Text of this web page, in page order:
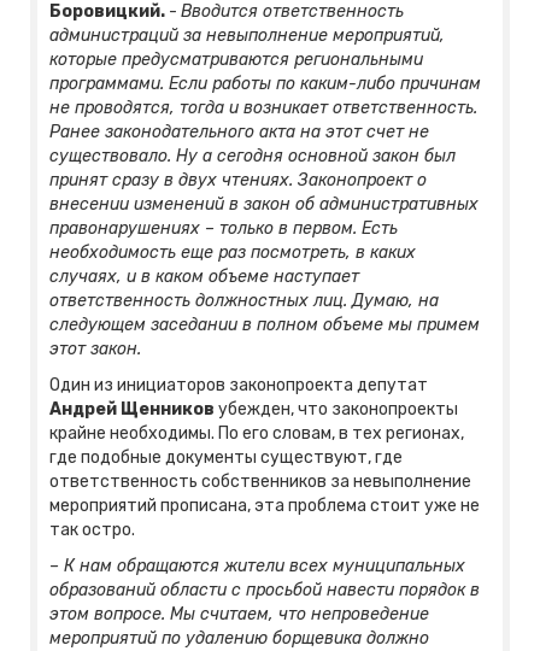
Боровицкий. - Вводится ответственность
администраций за невыполнение мероприятий,
которые предусматриваются региональными
программами. Если работы по каким-либо причинам
не проводятся, тогда и возникает ответственность.
Ранее законодательного акта на этот счет не
существовало. Ну а сегодня основной закон был
принят сразу в двух чтениях. Законопроект о
внесении изменений в закон об административных
правонарушениях – только в первом. Есть
необходимость еще раз посмотреть, в каких
случаях, и в каком объеме наступает
ответственность должностных лиц. Думаю, на
следующем заседании в полном объеме мы примем
этот закон.
Один из инициаторов законопроекта депутат
Андрей Щенников убежден, что законопроекты
крайне необходимы. По его словам, в тех регионах,
где подобные документы существуют, где
ответственность собственников за невыполнение
мероприятий прописана, эта проблема стоит уже не
так остро.
– К нам обращаются жители всех муниципальных
образований области с просьбой навести порядок в
этом вопросе. Мы считаем, что непроведение
мероприятий по удалению борщевика должно